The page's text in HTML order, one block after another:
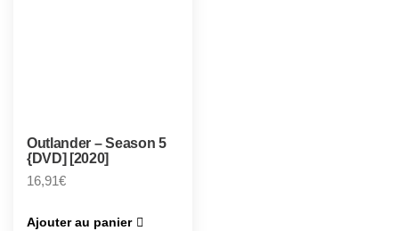
Outlander – Season 5
{DVD] [2020]
16,91€
Ajouter au panier